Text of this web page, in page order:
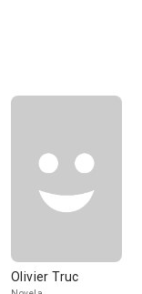
Olivier Truc